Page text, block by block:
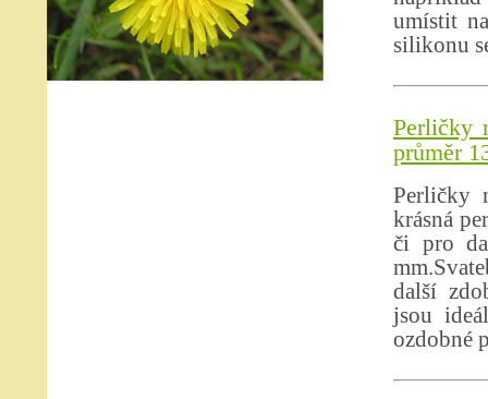
umístit
silikonu
Perličky
průměr
Perličky
krásná
či pro
další
jsou
ozdobné